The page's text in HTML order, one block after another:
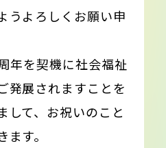
うよろしくお願い申
年を契機に社会福祉
発展されますことを
して、お祝いのこと
ます。